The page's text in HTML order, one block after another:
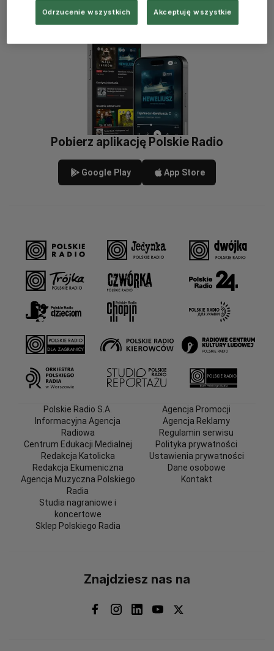
Pobierz aplikację Polskie Radio
Google Play App Store
Polskie Radio S.A.
Informacyjna Agencja
Radiowa
Centrum Edukacji Medialnej
Redakcja Katolicka
Redakcja Ekumeniczna
Agencja Muzyczna Polskiego
Radia
Studia nagraniowe i
koncertowe
Sklep Polskiego Radia
Agencja Promocji
Agencja Reklamy
Regulamin serwisu
Polityka prywatności
Ustawienia prywatności
Dane osobowe
Kontakt
Znajdziesz nas na
Odrzucenie wszystkich Akceptuję wszystkie